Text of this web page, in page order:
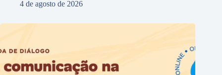
4 de agosto de 2026